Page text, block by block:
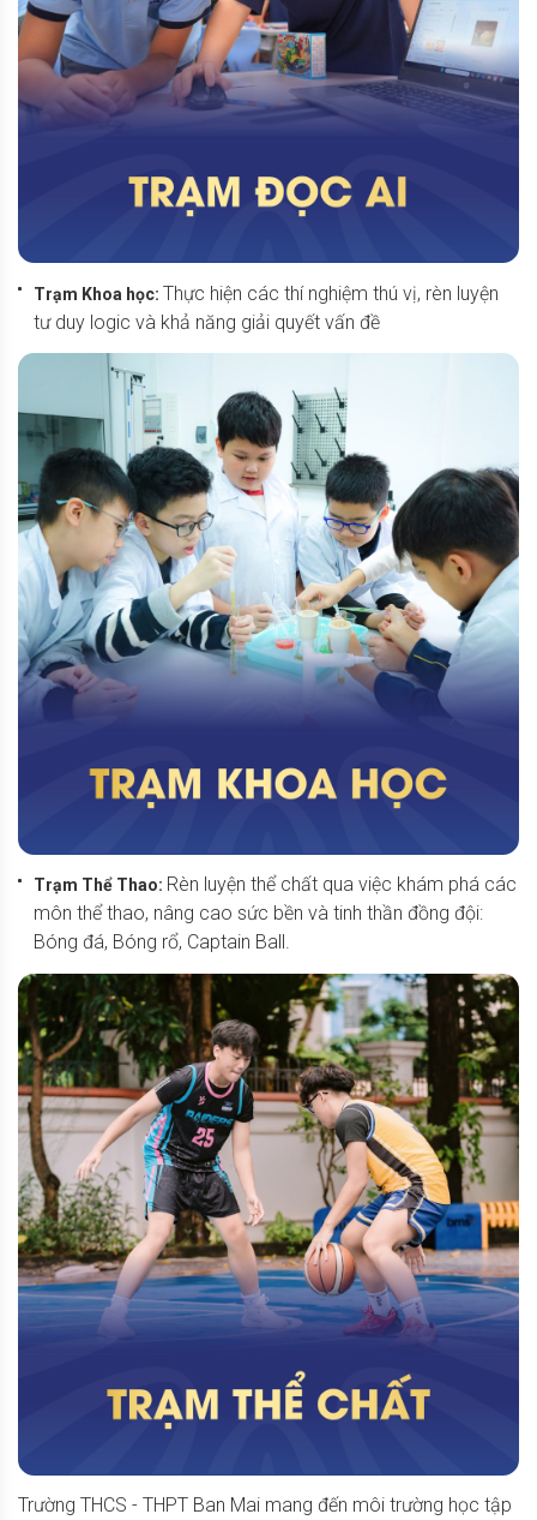
Trạm Khoa học: Thực hiện các thí nghiệm thú vị, rèn luyện
tư duy logic và khả năng giải quyết vấn đề
Trạm Thể Thao: Rèn luyện thể chất qua việc khám phá các
môn thể thao, nâng cao sức bền và tinh thần đồng đội:
Bóng đá, Bóng rổ, Captain Ball.
Trường THCS - THPT Ban Mai mang đến môi trường học tập